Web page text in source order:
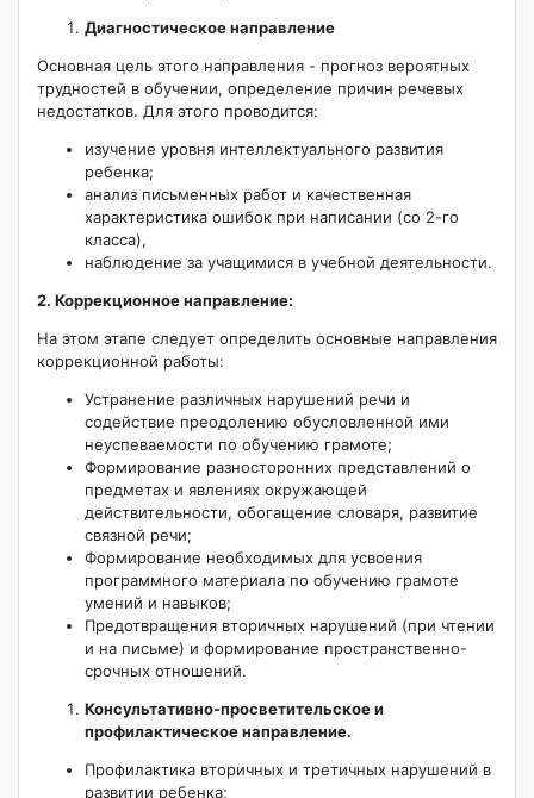
Диагностическое направление
Основная цель этого направления - прогноз вероятных
трудностей в обучении, определение причин речевых
недостатков. Для этого проводится:
изучение уровня интеллектуального развития
ребенка;
анализ письменных работ и качественная
характеристика ошибок при написании (со 2-го
класса),
наблюдение за учащимися в учебной деятельности.
2. Коррекционное направление:
На этом этапе следует определить основные направления
коррекционной работы:
Устранение различных нарушений речи и
содействие преодолению обусловленной ими
неуспеваемости по обучению грамоте;
Формирование разносторонних представлений о
предметах и явлениях окружающей
действительности, обогащение словаря, развитие
связной речи;
Формирование необходимых для усвоения
программного материала по обучению грамоте
умений и навыков;
Предотвращения вторичных нарушений (при чтении
и на письме) и формирование пространственно-
срочных отношений.
Консультативно-просветительское и
профилактическое направление.
Профилактика вторичных и третичных нарушений в
развитии ребенка;